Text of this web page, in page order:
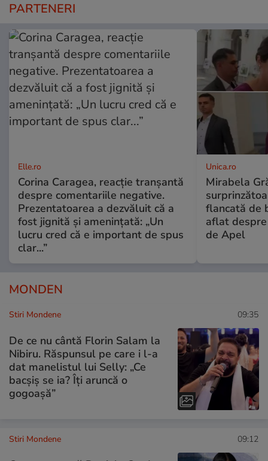
PARTENERI
Elle.ro
Corina Caragea, reacție tranșantă
despre comentariile negative.
Prezentatoarea a dezvăluit că a
fost jignită și amenințată: „Un
lucru cred că e important de spus
clar...”
Unica.ro
Mirabela
flancată de
aflat
de Apel
MONDEN
Stiri Mondene 09:35
De ce nu cântă Florin Salam la
Nibiru. Răspunsul pe care i l-a
dat manelistul lui Selly: „Ce
bacșiș se ia? Îți aruncă o
gogoașă”
Stiri Mondene 09:12